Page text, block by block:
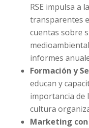
RSE impulsa a
transparentes
cuentas sobre
informes
Formación y
educan y
importancia de
cultura
Marketing con